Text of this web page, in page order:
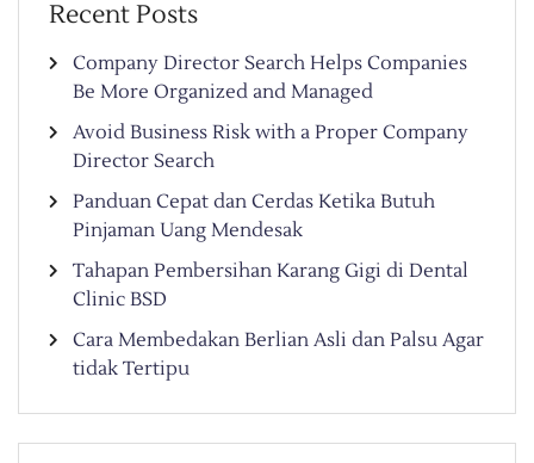
Recent Posts
Company Director Search Helps Companies
Be More Organized and Managed
Avoid Business Risk with a Proper Company
Director Search
Panduan Cepat dan Cerdas Ketika Butuh
Pinjaman Uang Mendesak
Tahapan Pembersihan Karang Gigi di Dental
Clinic BSD
Cara Membedakan Berlian Asli dan Palsu Agar
tidak Tertipu